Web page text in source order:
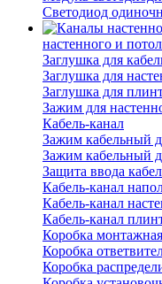
Светодиод
настенного и
Заглушка для
Заглушка для
Заглушка для
Зажим для
Кабель-канал
Зажим кабельный
Зажим кабельный
Защита ввода
Кабель-канал
Кабель-канал
Кабель-канал
Коробка
Коробка
Коробка